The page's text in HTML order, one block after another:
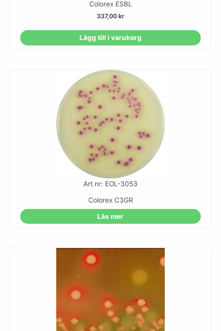
Colorex ESBL
337,00 kr
Lägg till i varukorg
Art.nr: EOL-3053
Colorex C3GR
Läs mer